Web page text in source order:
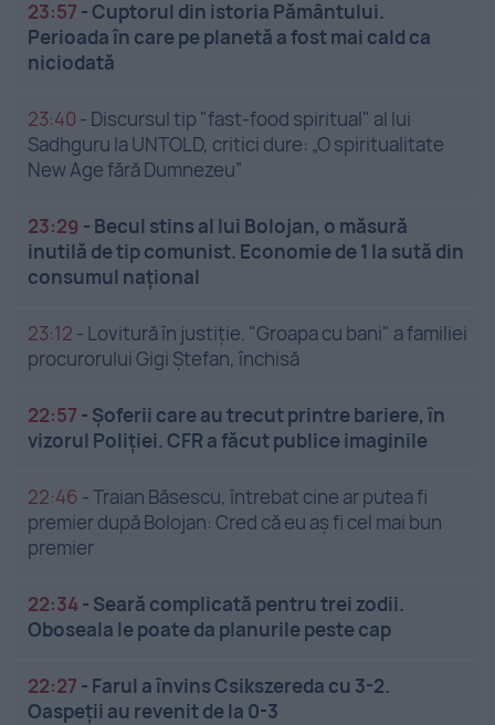
23:57 -Cuptorul din istoria Pământului.
Perioada în care pe planetă a fost mai cald ca
niciodată
23:40 - Discursul tip "fast-food spiritual" al lui
Sadhguru la UNTOLD, critici dure: „O spiritualitate
New Age fără Dumnezeu”
23:29 - Becul stins al lui Bolojan, o măsură
inutilă de tip comunist. Economie de 1 la sută din
consumul național
23:12 - Lovitură în justiție. "Groapa cu bani" a familiei
procurorului Gigi Ștefan, închisă
22:57 - Șoferii care au trecut printre bariere, în
vizorul Poliției. CFR a făcut publice imaginile
22:46 -Traian Băsescu, întrebat cine ar putea fi
premier după Bolojan: Cred că eu aș fi cel mai bun
premier
22:34- Seară complicată pentru trei zodii.
Oboseala le poate da planurile peste cap
22:27 - Farul a învins Csikszereda cu 3-2.
Oaspeții au revenit de la 0-3